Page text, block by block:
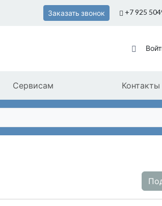
Заказать звонок +7 925
Сервисам Контакты